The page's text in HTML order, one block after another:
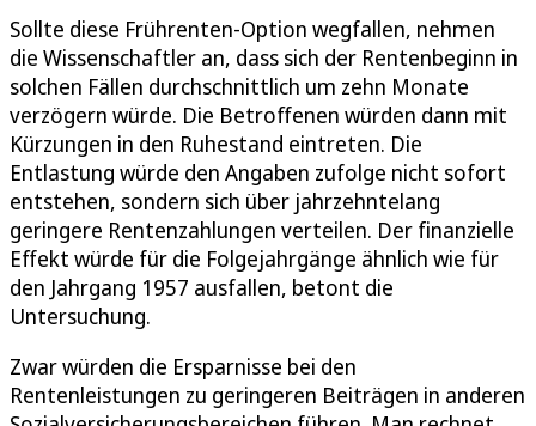
Sollte diese Frührenten-Option wegfallen, nehmen
die Wissenschaftler an, dass sich der Rentenbeginn in
solchen Fällen durchschnittlich um zehn Monate
verzögern würde. Die Betroffenen würden dann mit
Kürzungen in den Ruhestand eintreten. Die
Entlastung würde den Angaben zufolge nicht sofort
entstehen, sondern sich über jahrzehntelang
geringere Rentenzahlungen verteilen. Der finanzielle
Effekt würde für die Folgejahrgänge ähnlich wie für
den Jahrgang 1957 ausfallen, betont die
Untersuchung.
Zwar würden die Ersparnisse bei den
Rentenleistungen zu geringeren Beiträgen in anderen